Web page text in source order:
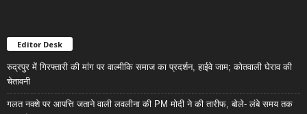
Editor Desk
रुद्रपुर में गिरफ्तारी की मांग पर वाल्मीकि समाज का प्रदर्शन, हाईवे जाम; कोतवाली घेराव की
चेतावनी
गलत नक्शे पर आपत्ति जताने वाली लवलीना की PM मोदी ने की तारीफ, बोले- लंबे समय तक